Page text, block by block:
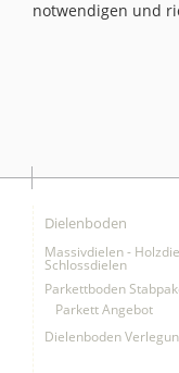
notwendigen und
Dielenboden
Massivdielen -
Schlossdielen
Parkettboden
Parkett Angebot
Dielenboden